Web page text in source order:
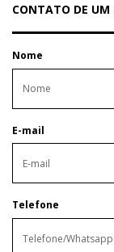
CONTATO DE UM
Nome
E-mail
Telefone